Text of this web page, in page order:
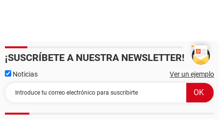
¡SUSCRÍBETE A NUESTRA NEWSLETTER!
Noticias Ver un ejemplo